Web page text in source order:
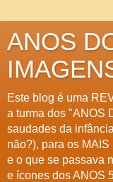
ANOS
Este blog é uma
a turma dos "ANOS
saudades da
não?), para os
e o que se passava
e ícones dos ANOS